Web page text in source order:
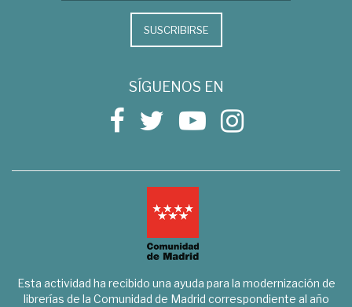
SUSCRIBIRSE
SÍGUENOS EN
Esta actividad ha recibido una ayuda para la modernización de
librerías de la Comunidad de Madrid correspondiente al año